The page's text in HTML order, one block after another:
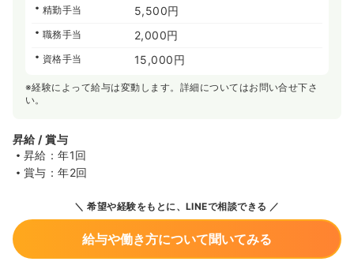
精勤手当 5,500円
職務手当 2,000円
資格手当 15,000円
※経験によって給与は変動します。詳細についてはお問い合せ下さ
い。
昇給 / 賞与
昇給：年1回
賞与：年2回
希望や経験をもとに、LINEで相談できる
給与や働き方について聞いてみる